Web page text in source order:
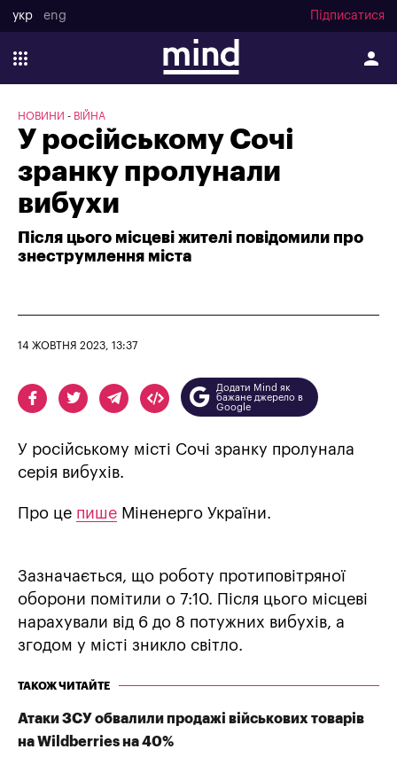
укр eng Підписатися
НОВИНИ ВІЙНА
У російському Сочі
зранку пролунали
вибухи
Після цього місцеві жителі повідомили про
знеструмлення міста
14 ЖОВТНЯ 2023, 13:37
Додати Mind як
бажане джерело в
Google
У російському місті Сочі зранку пролунала
серія вибухів.
Про це пише Міненерго України.
Зазначається, що роботу протиповітряної
оборони помітили о 7:10. Після цього місцеві
нарахували від 6 до 8 потужних вибухів, а
згодом у місті зникло світло.
ТАКОЖ ЧИТАЙТЕ
Атаки ЗСУ обвалили продажі військових товарів
на Wildberries на 40%